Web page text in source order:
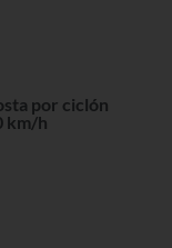
por ciclón
km/h